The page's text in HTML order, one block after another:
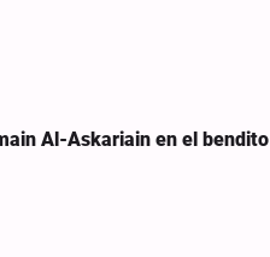
Al-Askariain en el bendito